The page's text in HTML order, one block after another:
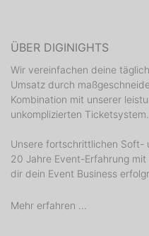
ÜBER DIGINIGHTS
Wir vereinfachen deine
Umsatz durch
Kombination mit unserer
unkomplizierten Ticketsystem.
Unsere fortschrittlichen Soft-
20 Jahre Event-Erfahrung
dir dein Event Business
Mehr erfahren ...